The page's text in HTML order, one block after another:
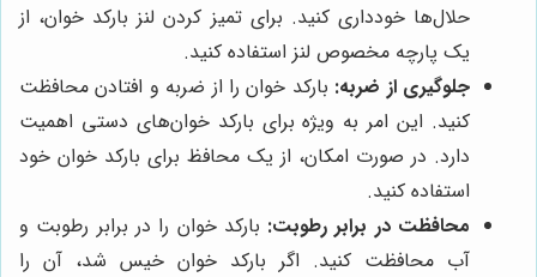
حلال‌ها خودداری کنید. برای تمیز کردن لنز بارکد خوان، از
یک پارچه مخصوص لنز استفاده کنید.
جلوگیری از ضربه: بارکد خوان را از ضربه و افتادن محافظت
کنید. این امر به ویژه برای بارکد خوان‌های دستی اهمیت
دارد. در صورت امکان، از یک محافظ برای بارکد خوان خود
استفاده کنید.
محافظت در برابر رطوبت: بارکد خوان را در برابر رطوبت و
آب محافظت کنید. اگر بارکد خوان خیس شد، آن را